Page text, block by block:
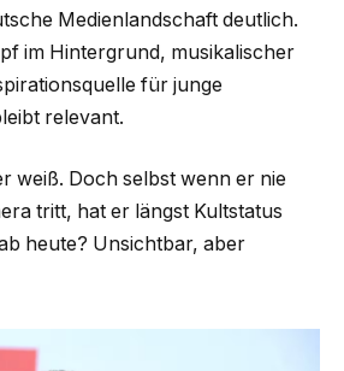
Medienlandschaft deutlich.
im Hintergrund, musikalischer
für junge
relevant.
weiß. Doch selbst wenn er nie
tritt, hat er längst Kultstatus
heute? Unsichtbar, aber